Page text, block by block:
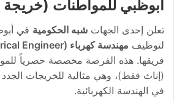
أبوظبي للمواطنات
تعلن إحدى الجهات شبه الحكومية في
لتوظيف مهندسة كهرباء (Electrical Engineer)
فريقها. هذه الفرصة مخصصة حصرياً
(إناث فقط)، وهي مثالية للخريجات
في الهندسة الكهربائية.